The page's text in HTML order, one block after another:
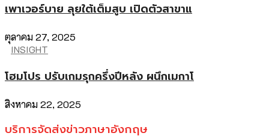
เพาเวอร์บาย ลุยใต้เต็มสูบ เปิดตัวสาขาแ
ตุลาคม 27, 2025
INSIGHT
โฮมโปร ปรับเกมรุกครึ่งปีหลัง ผนึกเมกาโ
สิงหาคม 22, 2025
บริการจัดส่งข่าวภาษาอังกฤษ